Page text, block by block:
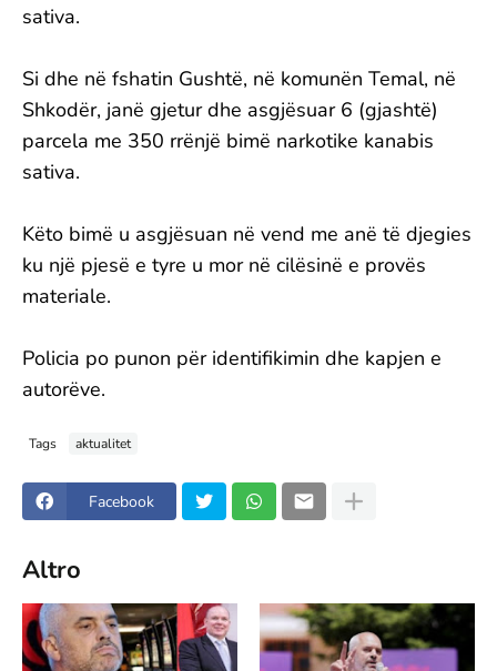
sativa.
Si dhe në fshatin Gushtë, në komunën Temal, në
Shkodër, janë gjetur dhe asgjësuar 6 (gjashtë)
parcela me 350 rrënjë bimë narkotike kanabis
sativa.
Këto bimë u asgjësuan në vend me anë të djegies
ku një pjesë e tyre u mor në cilësinë e provës
materiale.
Policia po punon për identifikimin dhe kapjen e
autorëve.
Tags aktualitet
Facebook
Altro